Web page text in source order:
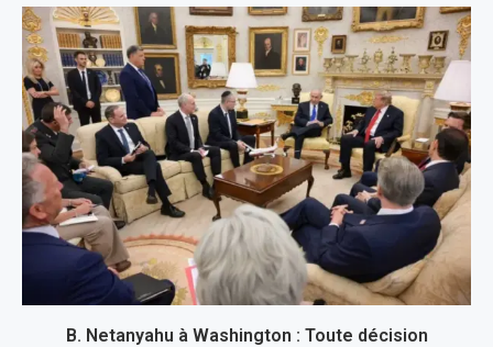
B. Netanyahu à Washington : Toute décision